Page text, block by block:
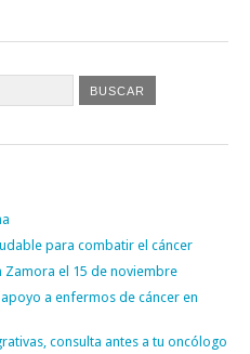
para combatir el cáncer
Zamora el 15 de noviembre
a enfermos de cáncer en
consulta antes a tu oncólogo